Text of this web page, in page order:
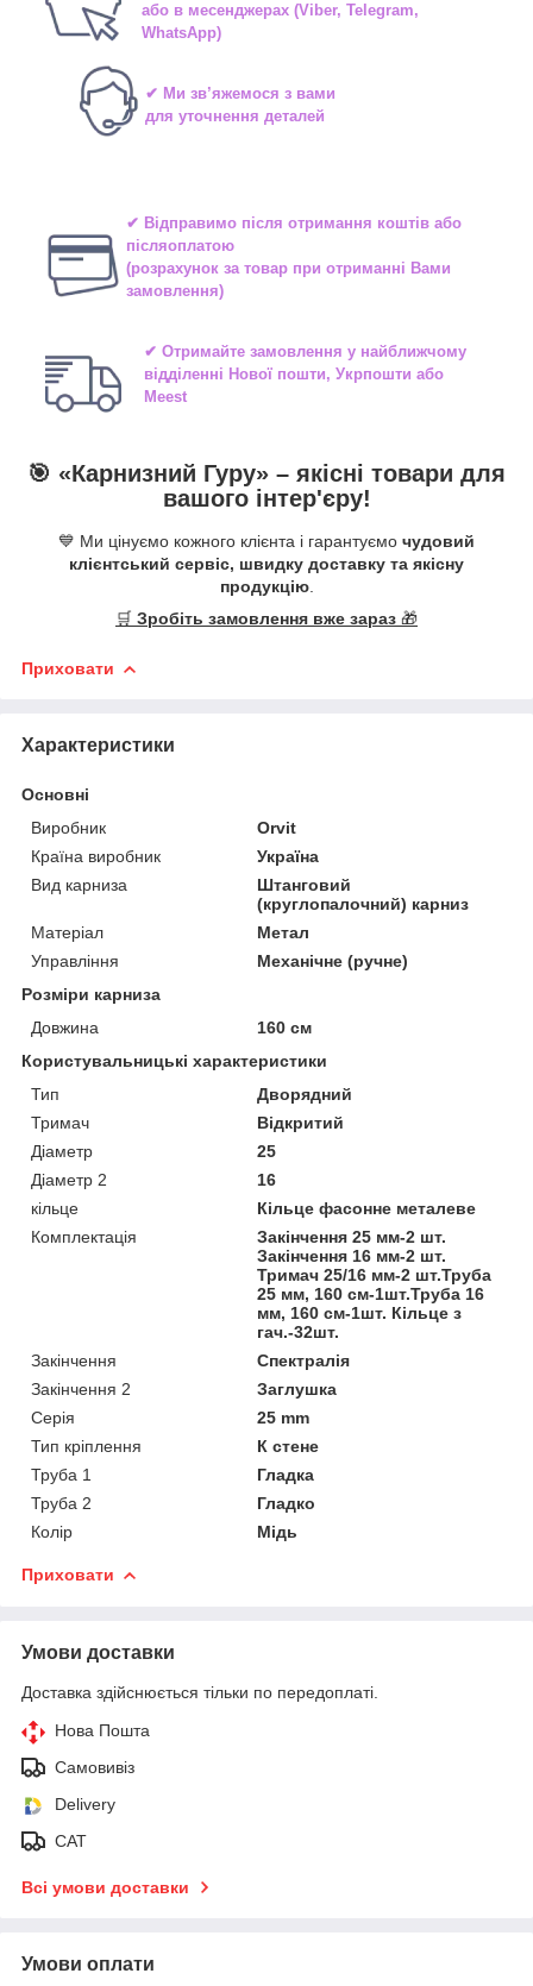
або в месенджерах(Viber, Telegram,
WhatsApp)
✔ Ми зв’яжемося з вами
для уточнення деталей
✔ Відправимо після отримання коштів або
післяоплатою
(розрахунок за товар при отриманні Вами
замовлення)
✔ Отримайте замовлення у найближчому
відділенні Нової пошти, Укрпошти або
Meest
🎯 «Карнизний Гуру» – якісні товари для
вашого інтер'єру!
💙 Ми цінуємо кожного клієнта і гарантуємо чудовий
клієнтський сервіс, швидку доставку та якісну
продукцію.
🛒 Зробіть замовлення вже зараз 🎁
Приховати
Характеристики
Основні
Виробник
Orvit
Країна виробник
Україна
Вид карниза
Штанговий
(круглопалочний) карниз
Матеріал
Метал
Управління
Механічне (ручне)
Розміри карниза
Довжина
160 см
Користувальницькі характеристики
Тип
Дворядний
Тримач
Відкритий
Діаметр
25
Діаметр 2
16
кільце
Кільце фасонне металеве
Комплектація
Закінчення 25 мм-2 шт.
Закінчення 16 мм-2 шт.
Тримач 25/16 мм-2 шт.Труба
25 мм, 160 см-1шт.Труба 16
мм, 160 см-1шт. Кільце з
гач.-32шт.
Закінчення
Спектралія
Закінчення 2
Заглушка
Серія
25 mm
Тип кріплення
К стене
Труба 1
Гладка
Труба 2
Гладко
Колір
Мідь
Приховати
Умови доставки
Доставка здійснюється тільки по передоплаті.
Нова Пошта
Самовивіз
Delivery
САТ
Всі умови доставки
Умови оплати